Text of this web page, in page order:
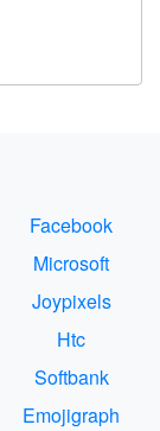
Facebook
Microsoft
Joypixels
Htc
Softbank
Emojigraph